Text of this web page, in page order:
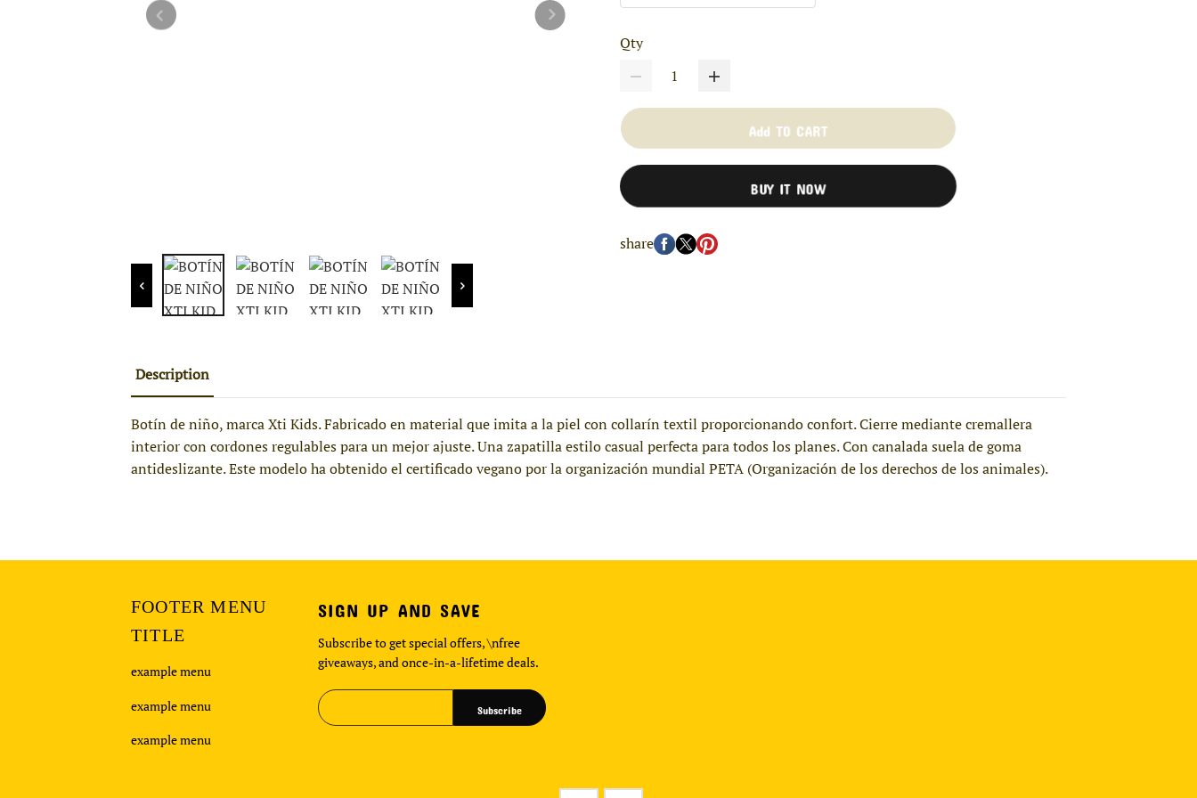
Qty
Add TO CART
BUY IT NOW
share
Description
Botín de niño, marca Xti Kids. Fabricado en material que imita a la piel con collarín textil proporcionando confort. Cierre mediante cremallera
interior con cordones regulables para un mejor ajuste. Una zapatilla estilo casual perfecta para todos los planes. Con canalada suela de goma
antideslizante. Este modelo ha obtenido el certificado vegano por la organización mundial PETA (Organización de los derechos de los animales).
FOOTER MENU
TITLE
example menu
example menu
example menu
SIGN UP AND SAVE
Subscribe to get special offers, \nfree
giveaways, and once-in-a-lifetime deals.
Subscribe